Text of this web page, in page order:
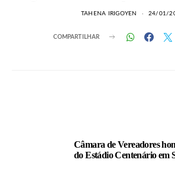
TAHENA IRIGOYEN 24/01/
COMPARTILHAR
Câmara de Vereadores
do Estádio Centenário em